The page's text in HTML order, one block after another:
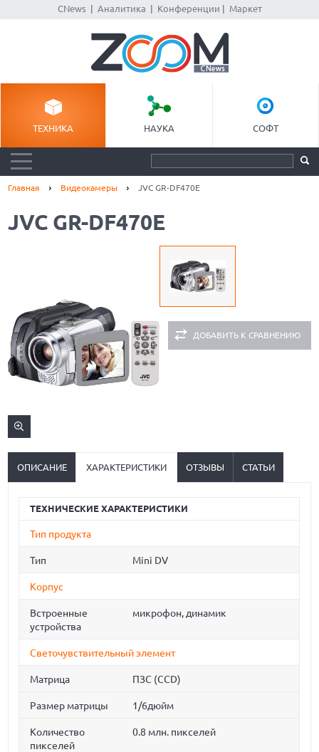
CNews| Аналитика Конференции Маркет
ТЕХНИКА НАУКА СОФТ
Главная Видеокамеры JVC GR-DF470E
JVC GR-DF470E
ДОБАВИТЬ К СРАВНЕНИЮ
ОПИСАНИЕ ХАРАКТЕРИСТИКИ ОТЗЫВЫ СТАТЬИ
ТЕХНИЧЕСКИЕ ХАРАКТЕРИСТИКИ
Тип продукта
Тип Mini DV
Корпус
Встроенные
устройства
микрофон, динамик
Светочувствительный элемент
Матрица ПЗС (CCD)
Размер матрицы 1/6дюйм
Количество
пикселей
0.8 млн. пикселей